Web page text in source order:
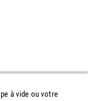
à vide ou votre